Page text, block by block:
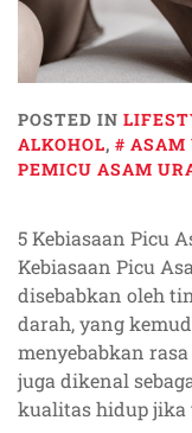
POSTED IN
ALKOHOL, ASAM
PEMICU ASAM
5 Kebiasaan Picu
Kebiasaan Picu
disebabkan oleh
darah, yang
menyebabkan
juga dikenal
kualitas hidup jika